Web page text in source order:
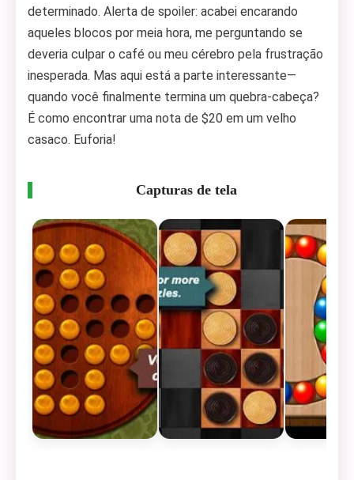
determinado. Alerta de spoiler: acabei encarando
aqueles blocos por meia hora, me perguntando se
deveria culpar o café ou meu cérebro pela frustração
inesperada. Mas aqui está a parte interessante—
quando você finalmente termina um quebra-cabeça?
É como encontrar uma nota de $20 em um velho
casaco. Euforia!
Capturas de tela